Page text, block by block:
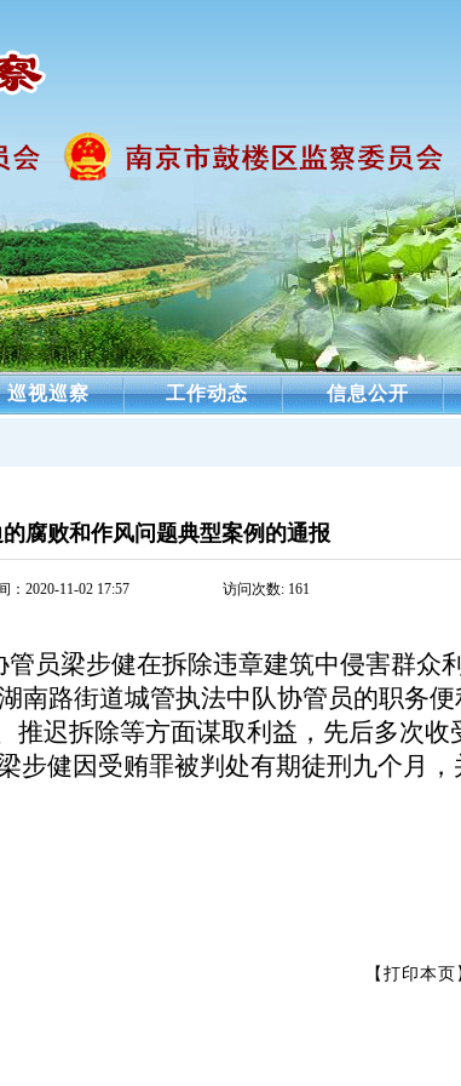
巡视巡察 工作动态 信息公开
腐败和作风问题典型案例的通报
：2020-11-02 17:57 访问次数: 161
梁步健在拆除违章建筑中侵害群众利
南路街道城管执法中队协管员的职务
推迟拆除等方面谋取利益，先后多次收
步健因受贿罪被判处有期徒刑九个月，
【打印本页